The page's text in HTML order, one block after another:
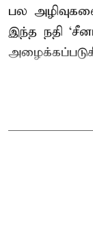
பல
இந்த நதி